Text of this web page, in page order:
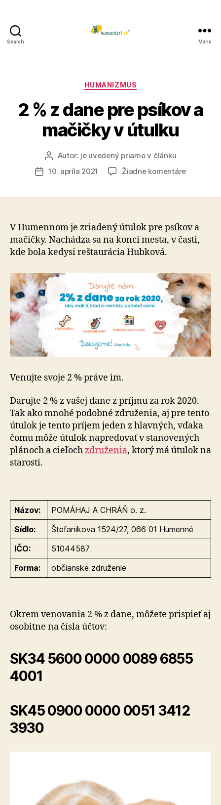
Search Menu
Kategórie
HUMANIZMUS
2 % z dane pre psíkov a
mačičky v útulku
Autor
článku
Autor: je uvedený priamo v článku
Dátum
10. apríla 2021 Žiadne komentárena
pre
psíkov
útulku
V Humennom je zriadený útulok pre psíkov a
mačičky. Nachádza sa na konci mesta, v časti,
kde bola kedysi reštaurácia Hubková.
Venujte svoje 2 % práve im.
Darujte 2 % z vašej dane z príjmu za rok 2020.
Tak ako mnohé podobné združenia, aj pre tento
útulok je tento príjem jeden z hlavných, vďaka
čomu môže útulok napredovať v stanovených
plánoch a cieľochzdruženia, ktorý má útulok na
starosti.
Názov:
POMÁHAJ A CHRÁŇ o. z.
Sídlo:
Štefanikova 1524/27, 066 01 Humenné
IČO:
51044587
Forma:
občianske združenie
Okrem venovania 2 % z dane, môžete prispieť aj
osobitne na čísla účtov:
SK34 5600 0000 0089 6855
4001
SK45 0900 0000 0051 3412
3930